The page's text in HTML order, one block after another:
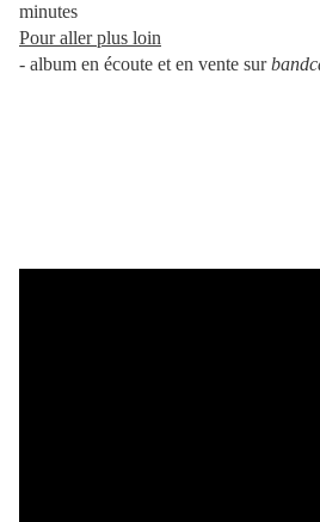
minutes
Pour aller plus loin
- album en écoute et en vente sur